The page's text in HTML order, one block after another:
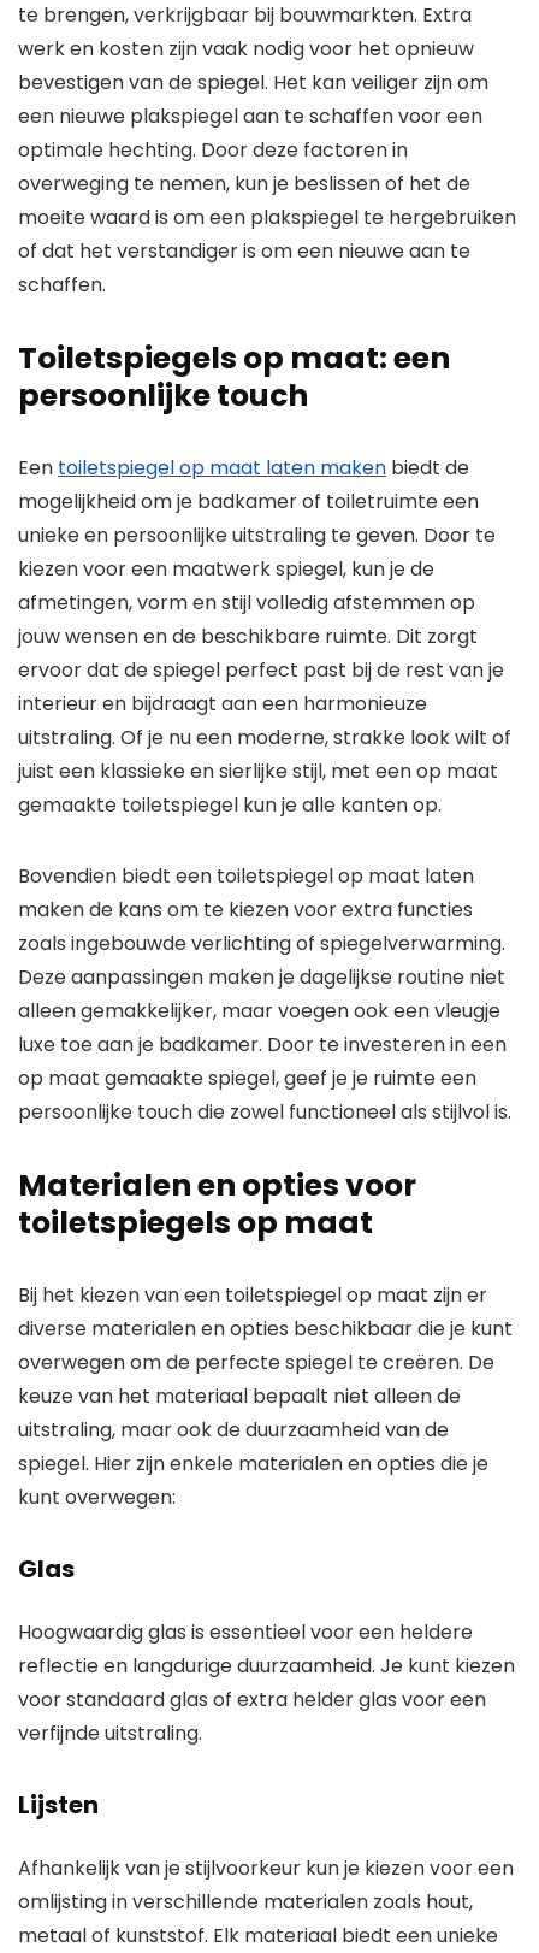
te brengen, verkrijgbaar bij bouwmarkten. Extra
werk en kosten zijn vaak nodig voor het opnieuw
bevestigen van de spiegel. Het kan veiliger zijn om
een nieuwe plakspiegel aan te schaffen voor een
optimale hechting. Door deze factoren in
overweging te nemen, kun je beslissen of het de
moeite waard is om een plakspiegel te hergebruiken
of dat het verstandiger is om een nieuwe aan te
schaffen.
Toiletspiegels op maat: een
persoonlijke touch
Een toiletspiegel op maat laten maken biedt de
mogelijkheid om je badkamer of toiletruimte een
unieke en persoonlijke uitstraling te geven. Door te
kiezen voor een maatwerk spiegel, kun je de
afmetingen, vorm en stijl volledig afstemmen op
jouw wensen en de beschikbare ruimte. Dit zorgt
ervoor dat de spiegel perfect past bij de rest van je
interieur en bijdraagt aan een harmonieuze
uitstraling. Of je nu een moderne, strakke look wilt of
juist een klassieke en sierlijke stijl, met een op maat
gemaakte toiletspiegel kun je alle kanten op.
Bovendien biedt een toiletspiegel op maat laten
maken de kans om te kiezen voor extra functies
zoals ingebouwde verlichting of spiegelverwarming.
Deze aanpassingen maken je dagelijkse routine niet
alleen gemakkelijker, maar voegen ook een vleugje
luxe toe aan je badkamer. Door te investeren in een
op maat gemaakte spiegel, geef je je ruimte een
persoonlijke touch die zowel functioneel als stijlvol is.
Materialen en opties voor
toiletspiegels op maat
Bij het kiezen van een toiletspiegel op maat zijn er
diverse materialen en opties beschikbaar die je kunt
overwegen om de perfecte spiegel te creëren. De
keuze van het materiaal bepaalt niet alleen de
uitstraling, maar ook de duurzaamheid van de
spiegel. Hier zijn enkele materialen en opties die je
kunt overwegen:
Glas
Hoogwaardig glas is essentieel voor een heldere
reflectie en langdurige duurzaamheid. Je kunt kiezen
voor standaard glas of extra helder glas voor een
verfijnde uitstraling.
Lijsten
Afhankelijk van je stijlvoorkeur kun je kiezen voor een
omlijsting in verschillende materialen zoals hout,
metaal of kunststof. Elk materiaal biedt een unieke